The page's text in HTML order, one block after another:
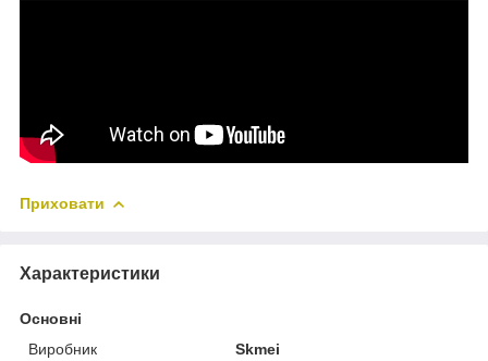
Приховати
Характеристики
Основні
Виробник
Skmei